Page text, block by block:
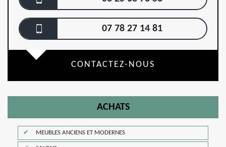
07 78 27 14 81
CONTACTEZ-NOUS
ACHATS
MEUBLES ANCIENS ET MODERNES